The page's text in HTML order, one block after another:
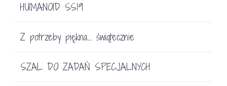
HUMANOID SS19
Z potrzeby piękna… świątecznie
SZAL DO ZADAŃ SPECJALNYCH